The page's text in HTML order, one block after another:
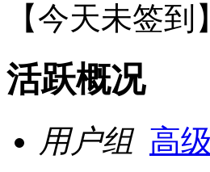
【今天未签到 】
活跃概况
用户组 高